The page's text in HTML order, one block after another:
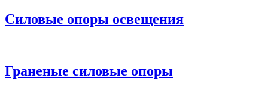
Силовые опоры освещения
Граненые силовые опоры